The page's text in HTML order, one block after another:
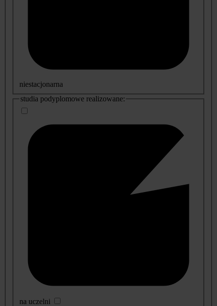
niestacjonarna
studia podyplomowe realizowane:
na uczelni